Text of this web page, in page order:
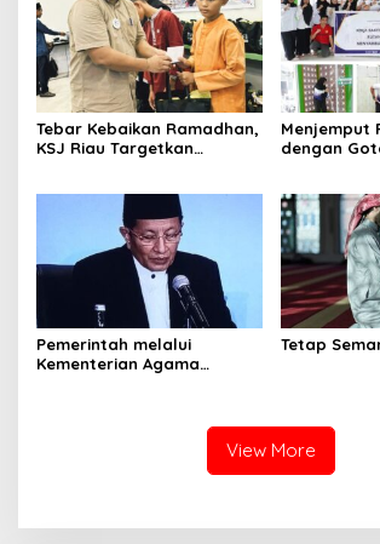
Tebar Kebaikan Ramadhan,
KSJ Riau Targetkan
Berbagai Wilayah
Menjemput
dengan
Masjid
Pemerintah melalui
Kementerian Agama
Kamis, 19 Februari 2026.
Tetap
View More